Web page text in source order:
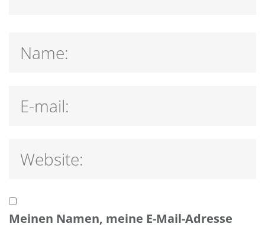
Meinen Namen, meine E-Mail-Adresse